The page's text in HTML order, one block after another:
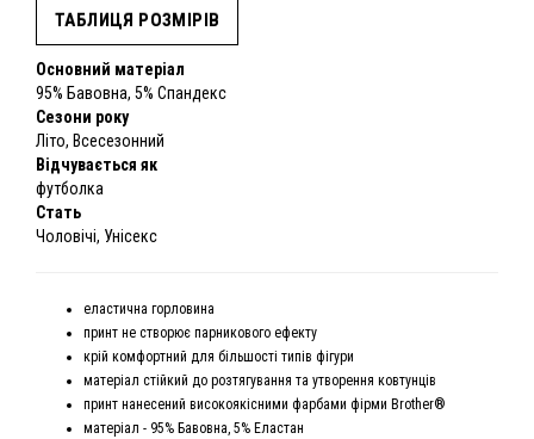
ТАБЛИЦЯ РОЗМІРІВ
Основний матеріал
95% Бавовна, 5% Спандекс
Сезони року
Літо, Всесезонний
Відчувається як
футболка
Стать
Чоловічі, Унісекс
еластична горловина
принт не створює парникового ефекту
крій комфортний для більшості типів фігури
матеріал стійкий до розтягування та утворення ковтунців
принт нанесений високоякісними фарбами фірми Brother®
матеріал - 95% Бавовна, 5% Еластан